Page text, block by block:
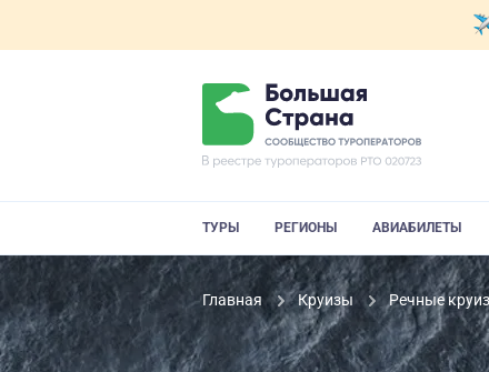
ТУРЫ РЕГИОНЫ АВИАБИЛЕТЫ
Главная Круизы Речные